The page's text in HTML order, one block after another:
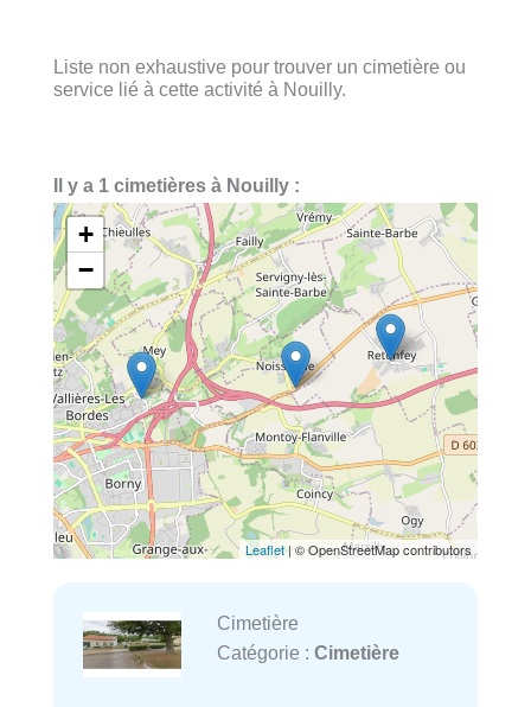
Liste non exhaustive pour trouver un cimetière ou
service lié à cette activité à Nouilly.
Il y a 1 cimetières à Nouilly :
+
−
Leaflet | © OpenStreetMap contributors
Cimetière
Catégorie : Cimetière